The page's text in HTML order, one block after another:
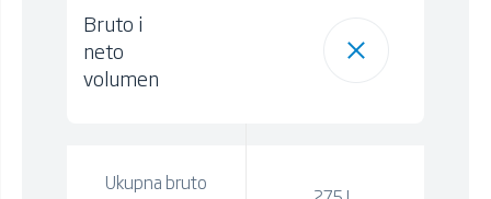
Bruto i
neto
volumen
Ukupna bruto